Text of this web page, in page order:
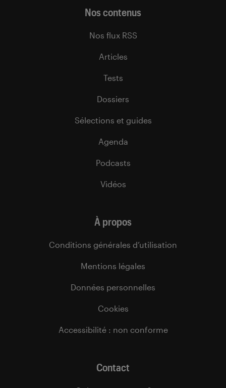
Nos contenus
Nos flux RSS
Articles
Tests
Dossiers
Sélections et guides
Agenda
Podcasts
Vidéos
À propos
Conditions générales d’utilisation
Mentions légales
Données personnelles
Cookies
Accessibilité : non conforme
Contact